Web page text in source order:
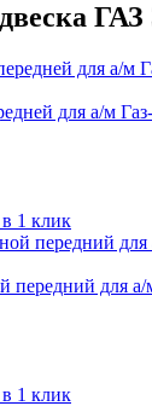
ГАЗ
для а/м
1 клик
передний для
1 клик